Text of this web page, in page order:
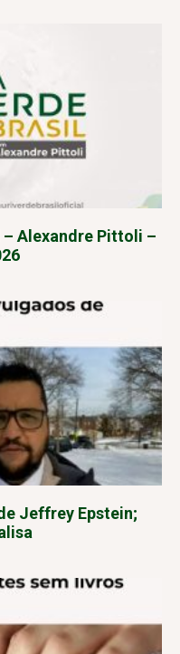
Alexandre Pittoli –
Jeffrey Epstein;